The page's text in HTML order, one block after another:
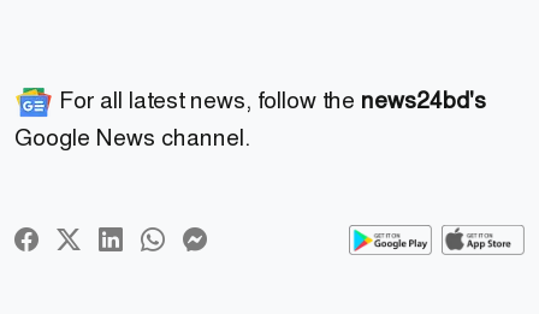
For all latest news, follow the news24bd's
Google News channel.